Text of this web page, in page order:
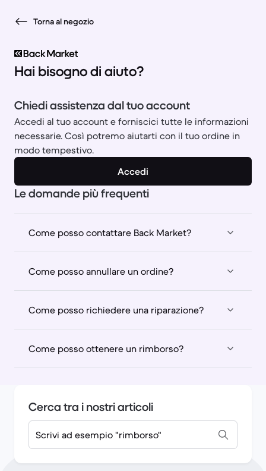
Torna al negozio
Hai bisogno di aiuto?
Chiedi assistenza dal tuo account
Accedi al tuo account e forniscici tutte le informazioni
necessarie. Così potremo aiutarti con il tuo ordine in
modo tempestivo.
Accedi
Le domande più frequenti
Come posso contattare Back Market?
Come posso annullare un ordine?
Come posso richiedere una riparazione?
Come posso ottenere un rimborso?
Cerca tra i nostri articoli
Scrivi ad esempio "rimborso"